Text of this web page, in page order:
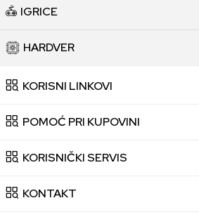
IGRICE
HARDVER
KORISNI LINKOVI
POMOĆ PRI KUPOVINI
KORISNIČKI SERVIS
KONTAKT